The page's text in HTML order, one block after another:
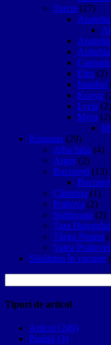
Turcia (27)
Anatolia
Antiohia
Efes (2)
Istanbul
Konya
Lycia (2)
Myra (2)
Romania (29)
Alba Iulia (4)
Argeș (2)
București (13)
Câmpina (1)
Prahova (2)
Sighişoara (2)
Țara Hațegului
Târgu Neamţ
Valea Prahovei
Sănătatea în vacanțe
după:
Tipuri de articol
Articol (249)
Pagină (3)